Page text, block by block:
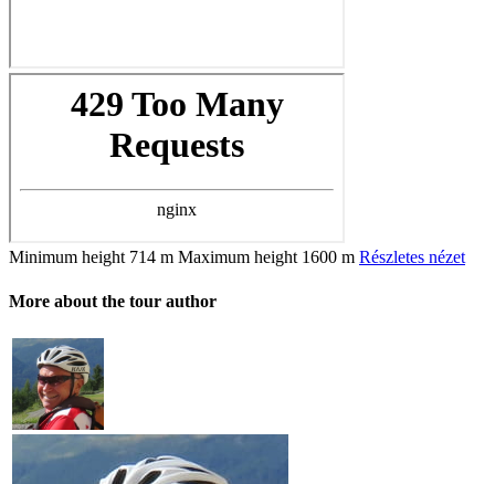
Minimum height 714 m Maximum height 1600 m Részletes nézet
More about the tour author